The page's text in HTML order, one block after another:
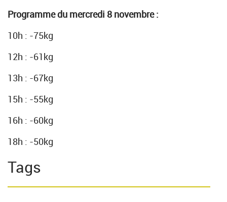
Programme du mercredi 8 novembre :
10h : -75kg
12h : -61kg
13h : -67kg
15h : -55kg
16h : -60kg
18h : -50kg
Tags